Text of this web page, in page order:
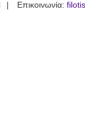
Επικοινωνία: